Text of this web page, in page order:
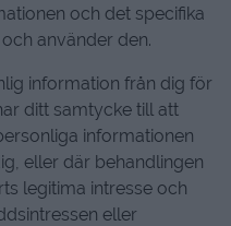
och det specifika
använder den.
information från dig för
ditt samtycke till att
informationen
eller där behandlingen
legitima intresse och
eller